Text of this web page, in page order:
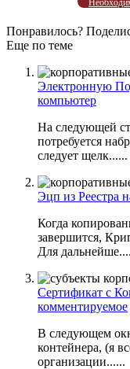
Понравилось?
Еще по теме
Электронную
компьютер
На следующей
потребуется
следует щелк......
Эцп из Реестра
Когда
завершится,
Для
Сертификат с
комментируемое
В следующем
контейнера, (я
организации......